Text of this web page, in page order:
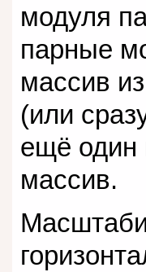
модуля
парные
массив
(или
ещё один
массив.